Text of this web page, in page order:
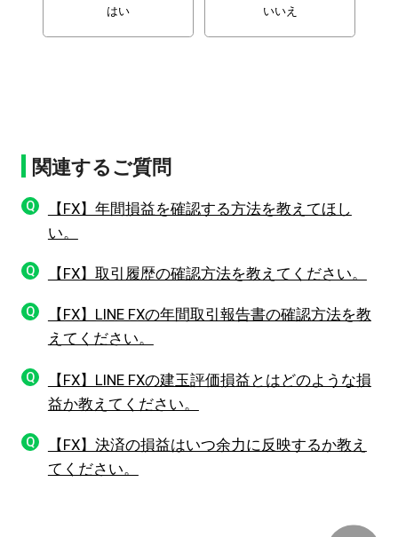
はい いいえ
関連するご質問
Q
【FX】年間損益を確認する方法を教えてほし
い。
Q 【FX】取引履歴の確認方法を教えてください。
Q
【FX】LINE FXの年間取引報告書の確認方法を教
えてください。
Q
【FX】LINE FXの建玉評価損益とはどのような損
益か教えてください。
Q
【FX】決済の損益はいつ余力に反映するか教え
てください。